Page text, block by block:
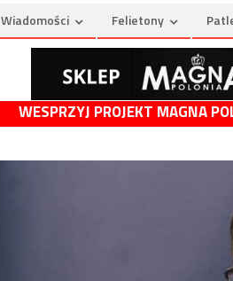
Wiadomości Felietony
WESPRZYJ PROJEKT MAGNA